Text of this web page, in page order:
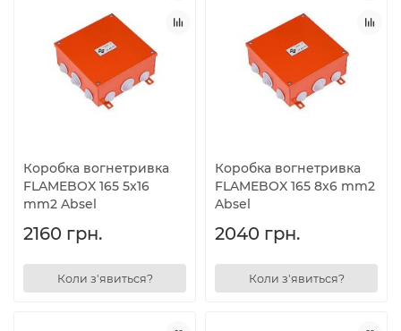
Коробка вогнетривка
FLAMEBOX 165 5x16
mm2 Absel
2160 грн.
Коли з'явиться?
Коробка вогнетривка
FLAMEBOX 165 8x6 mm2
Absel
2040 грн.
Коли з'явиться?